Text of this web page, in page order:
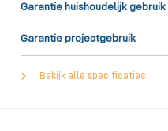
Garantie huishoudelijk gebruik
Garantie projectgebruik
Bekijk alle specificaties